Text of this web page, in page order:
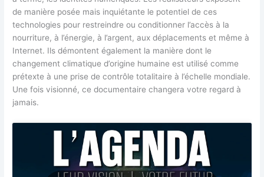
de manière posée mais inquiétante le potentiel de ces
technologies pour restreindre ou conditionner l’accès à la
nourriture, à l’énergie, à l’argent, aux déplacements et même à
Internet. Ils démontent également la manière dont le
changement climatique d’origine humaine est utilisé comme
prétexte à une prise de contrôle totalitaire à l’échelle mondiale.
Une fois visionné, ce documentaire changera votre regard à
jamais.